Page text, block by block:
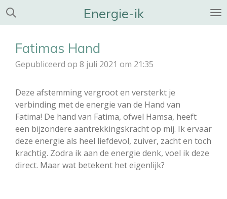
Ga
Energie-ik
Fatimas Hand
Gepubliceerd op 8 juli 2021 om 21:35
Deze afstemming vergroot en versterkt je
verbinding met de energie van de Hand van
Fatima! De hand van Fatima, ofwel Hamsa, heeft
een bijzondere aantrekkingskracht op mij. Ik ervaar
deze energie als heel liefdevol, zuiver, zacht en toch
krachtig. Zodra ik aan de energie denk, voel ik deze
direct. Maar wat betekent het eigenlijk?